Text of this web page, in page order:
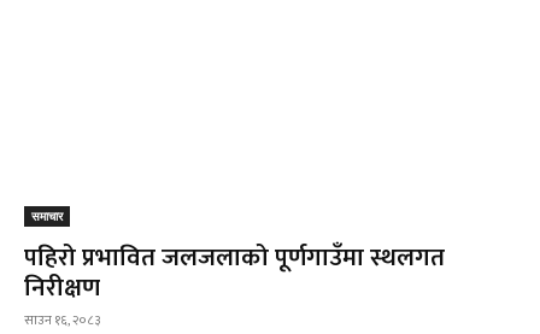
समाचार
पहिरो प्रभावित जलजलाको पूर्णगाउँमा स्थलगत
निरीक्षण
साउन १६, २०८३